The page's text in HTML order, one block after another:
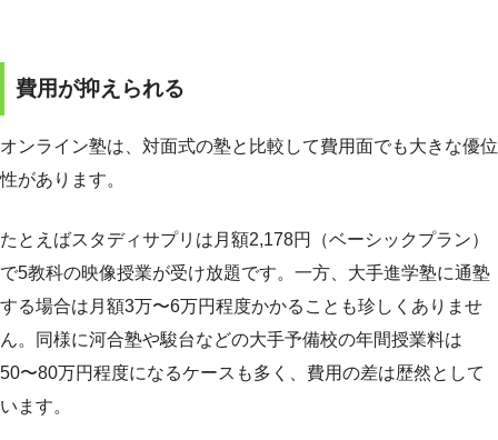
費用が抑えられる
オンライン塾は、対面式の塾と比較して費用面でも大きな優位
性があります。
たとえばスタディサプリは月額2,178円（ベーシックプラン）
で5教科の映像授業が受け放題です。一方、大手進学塾に通塾
する場合は月額3万〜6万円程度かかることも珍しくありませ
ん。同様に河合塾や駿台などの大手予備校の年間授業料は
50〜80万円程度になるケースも多く、費用の差は歴然として
います。